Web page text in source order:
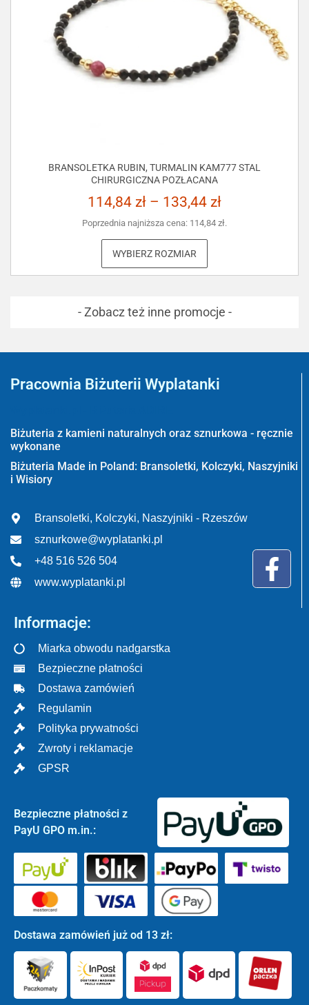
BRANSOLETKA RUBIN, TURMALIN KAM777 STAL
CHIRURGICZNA POZŁACANA
114,84 zł – 133,44 zł
Poprzednia najniższa cena: 114,84 zł.
WYBIERZ ROZMIAR
- Zobacz też inne promocje -
Pracownia Biżuterii Wyplatanki
Biżuteria z kamieni naturalnych oraz sznurkowa - ręcznie
wykonane
Biżuteria Made in Poland: Bransoletki, Kolczyki, Naszyjniki
i Wisiory
Bransoletki, Kolczyki, Naszyjniki - Rzeszów
sznurkowe@wyplatanki.pl
+48 516 526 504
www.wyplatanki.pl
Informacje:
Miarka obwodu nadgarstka
Bezpieczne płatności
Dostawa zamówień
Regulamin
Polityka prywatności
Zwroty i reklamacje
GPSR
Bezpieczne płatności z
PayU GPO m.in.:
Dostawa zamówień już od 13 zł: